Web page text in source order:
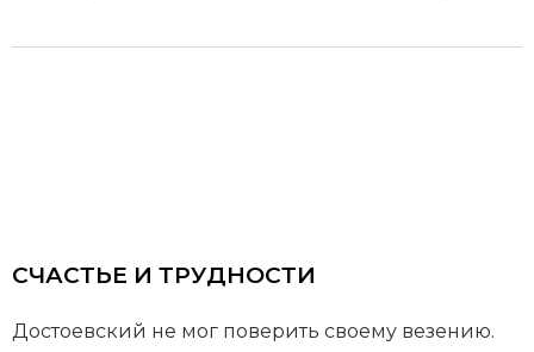
СЧАСТЬЕ И ТРУДНОСТИ
Достоевский не мог поверить своему везению.